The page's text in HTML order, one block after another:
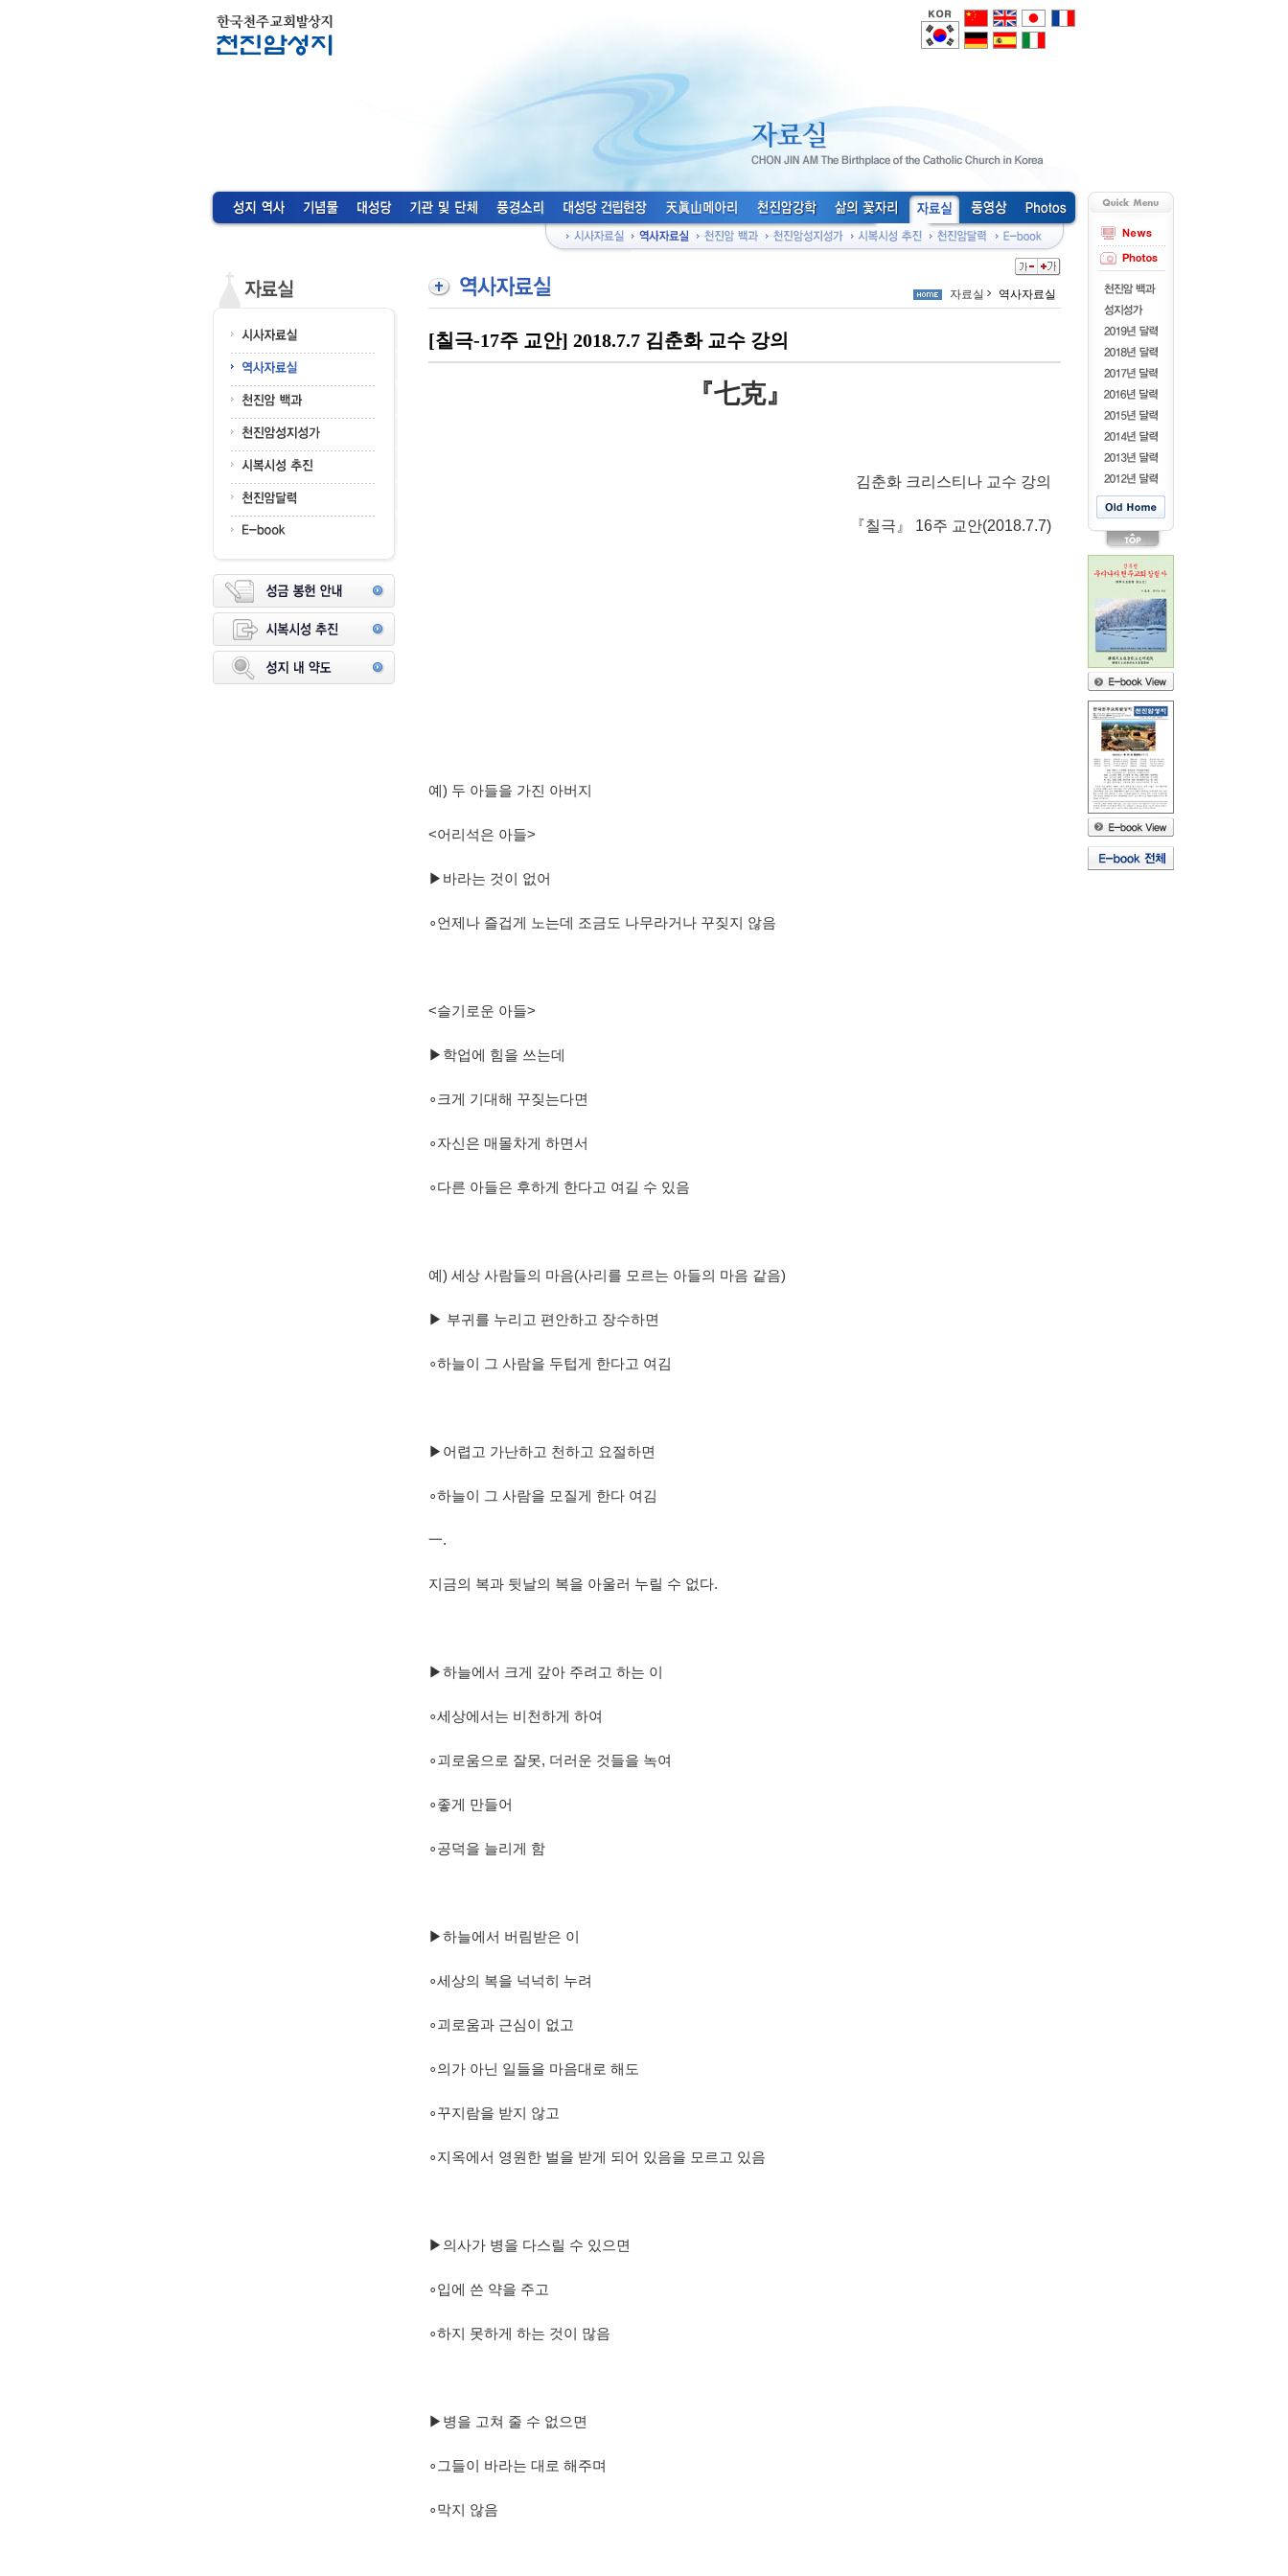
자료실 역사자료실
[칠극-17주 교안] 2018.7.7 김춘화 교수 강의
『七克』
김춘화 크리스티나 교수 강의
『칠극 』 16주 교안(2018.7.7)
예 ) 두 아들을 가진 아버지
<어리석은 아들>
▶ 바라는 것이 없어
∘언제나 즐겁게 노는데 조금도 나무라거나 꾸짖지 않음
<슬기로운 아들>
▶ 학업에 힘을 쓰는데
∘ 크게 기대해 꾸짖는다면
∘자신은 매몰차게 하면서
∘다른 아들은 후하게 한다고 여길 수 있음
예 ) 세상 사람들의 마음(사리를 모르는 아들의 마음 같음)
▶ 부귀를 누리고 편안하고 장수하면
∘하늘이 그 사람을 두텁게 한다고 여김
▶ 어렵고 가난하고 천하고 요절하면
∘하늘이 그 사람을 모질게 한다 여김
一.
지금의 복과 뒷날의 복을 아울러 누릴 수 없다.
▶하늘에서 크게 갚아 주려고 하는 이
∘세상에서는 비천하게 하여
∘괴로움으로 잘못, 더러운 것들을 녹여
∘좋게 만들어
∘공덕을 늘리게 함
▶하늘에서 버림받은 이
∘세상의 복을 넉넉히 누려
∘괴로움과 근심이 없고
∘의가 아닌 일들을 마음대로 해도
∘꾸지람을 받지 않고
∘지옥에서 영원한 벌을 받게 되어 있음을 모르고 있음
▶ 의사가 병을 다스릴 수 있으면
∘입에 쓴 약을 주고
∘하지 못하게 하는 것이 많음
▶ 병을 고쳐 줄 수 없으면
∘ 그들이 바라는 대로 해주며
∘막지 않음